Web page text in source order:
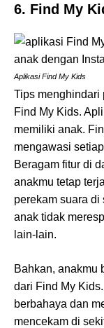
6. Find My
Aplikasi Find My Kids
Tips menghindari
Find My Kids.
memiliki anak.
mengawasi
Beragam fitur di
anakmu tetap
perekam suara
anak tidak
lain-lain.
Bahkan, anakmu
dari Find My
berbahaya dan
mencekam di